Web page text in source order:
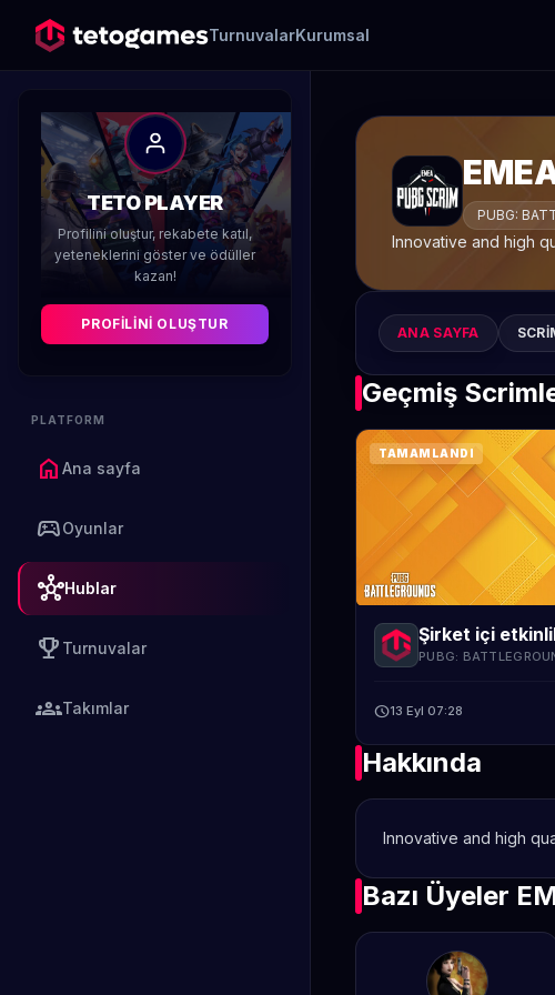
TurnuvalarKurumsal
TETO PLAYER
Profilini oluştur, rekabete katıl,
yeteneklerini göster ve ödüller
kazan!
PROFILINI OLUŞTUR
PLATFORM
home Ana sayfa
sports_esportsOyunlar
hubHublar
emoji_events Turnuvalar
groupsTakımlar
PUBG:
Innovative and high
ANA SAYFA
Geçmiş
TAMAMLANDI
Şirket içi
PUBG:
schedule13 Eyl 07:28
Hakkında
Innovative and high
Bazı Üyeler